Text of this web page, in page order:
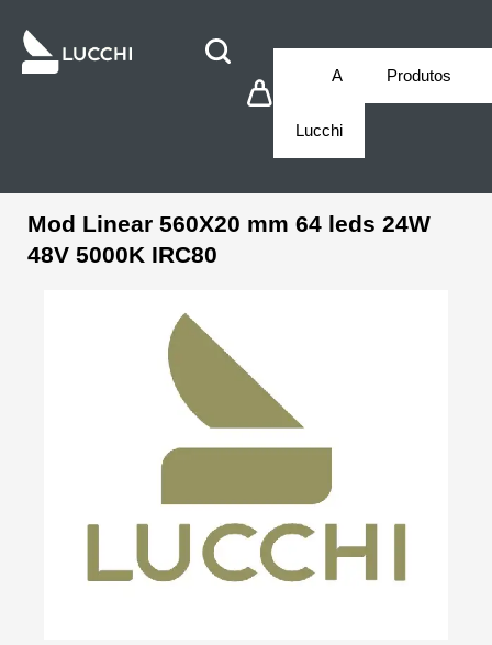
A
Lucchi
Produtos
Mod Linear 560X20 mm 64 leds 24W
48V 5000K IRC80